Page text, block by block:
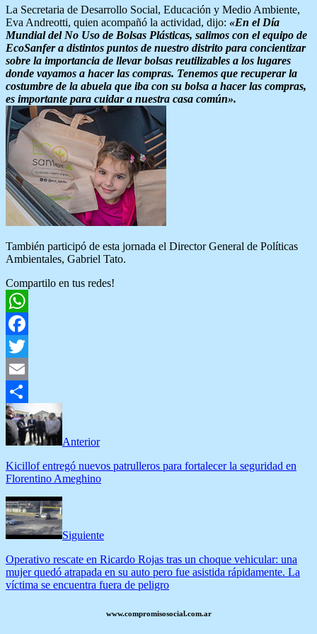
La Secretaria de Desarrollo Social, Educación y Medio Ambiente,
Eva Andreotti, quien acompañó la actividad, dijo: «En el Día
Mundial del No Uso de Bolsas Plásticas, salimos con el equipo de
EcoSanfer a distintos puntos de nuestro distrito para concientizar
sobre la importancia de llevar bolsas reutilizables a los lugares
donde vayamos a hacer las compras. Tenemos que recuperar la
costumbre de la abuela que iba con su bolsa a hacer las compras,
es importante para cuidar a nuestra casa común».
También participó de esta jornada el Director General de Políticas
Ambientales, Gabriel Tato.
Compartilo en tus redes!
WhatsApp
Facebook
Twitter
Email
Compartir
Anterior
Kicillof entregó nuevos patrulleros para fortalecer la seguridad en
Florentino Ameghino
Siguiente
Operativo rescate en Ricardo Rojas tras un choque vehicular: una
mujer quedó atrapada en su auto pero fue asistida rápidamente. La
víctima se encuentra fuera de peligro
www.compromisosocial.com.ar